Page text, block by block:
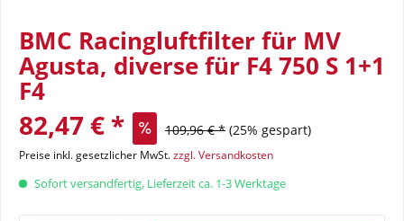
BMC Racingluftfilter für MV
Agusta, diverse für F4 750 S 1+1
F4
82,47 € * 109,96 € * (25% gespart)
Preise inkl. gesetzlicher MwSt.zzgl. Versandkosten
Sofort versandfertig, Lieferzeit ca. 1-3 Werktage